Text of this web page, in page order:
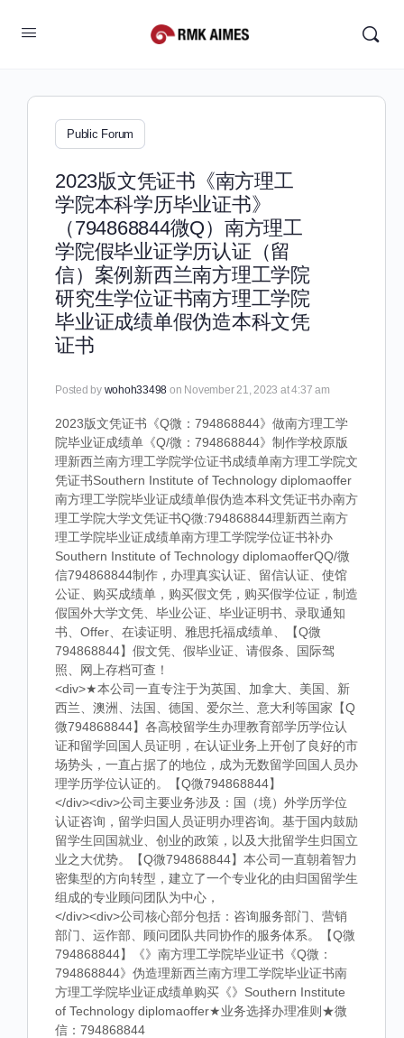
Public Forum
2023版文凭证书《南方理工
学院本科学历毕业证书》
（794868844微Q）南方理工
学院假毕业证学历认证（留
信）案例新西兰南方理工学院
研究生学位证书南方理工学院
毕业证成绩单假伪造本科文凭
证书
Posted by wohoh33498 on November 21, 2023 at 4:37 am
2023版文凭证书《Q微：794868844》做南方理工学
院毕业证成绩单《Q/微：794868844》制作学校原版
理新西兰南方理工学院学位证书成绩单南方理工学院文
凭证书Southern Institute of Technology diplomaoffer
南方理工学院毕业证成绩单假伪造本科文凭证书办南方
理工学院大学文凭证书Q微:794868844理新西兰南方
理工学院毕业证成绩单南方理工学院学位证书补办
Southern Institute of Technology diplomaofferQQ/微
信794868844制作，办理真实认证、留信认证、使馆
公证、购买成绩单，购买假文凭，购买假学位证，制造
假国外大学文凭、毕业公证、毕业证明书、录取通知
书、Offer、在读证明、雅思托福成绩单、【Q微
794868844】假文凭、假毕业证、请假条、国际驾
照、网上存档可查！
<div>★本公司一直专注于为英国、加拿大、美国、新
西兰、澳洲、法国、德国、爱尔兰、意大利等国家【Q
微794868844】各高校留学生办理教育部学历学位认
证和留学回国人员证明，在认证业务上开创了良好的市
场势头，一直占据了的地位，成为无数留学回国人员办
理学历学位认证的。【Q微794868844】
</div><div>公司主要业务涉及：国（境）外学历学位
认证咨询，留学归国人员证明办理咨询。基于国内鼓励
留学生回国就业、创业的政策，以及大批留学生归国立
业之大优势。【Q微794868844】本公司一直朝着智力
密集型的方向转型，建立了一个专业化的由归国留学生
组成的专业顾问团队为中心，
</div><div>公司核心部分包括：咨询服务部门、营销
部门、运作部、顾问团队共同协作的服务体系。【Q微
794868844】《》南方理工学院毕业证书《Q微：
794868844》伪造理新西兰南方理工学院毕业证书南
方理工学院毕业证成绩单购买《》Southern Institute
of Technology diplomaoffer★业务选择办理准则★微
信：794868844